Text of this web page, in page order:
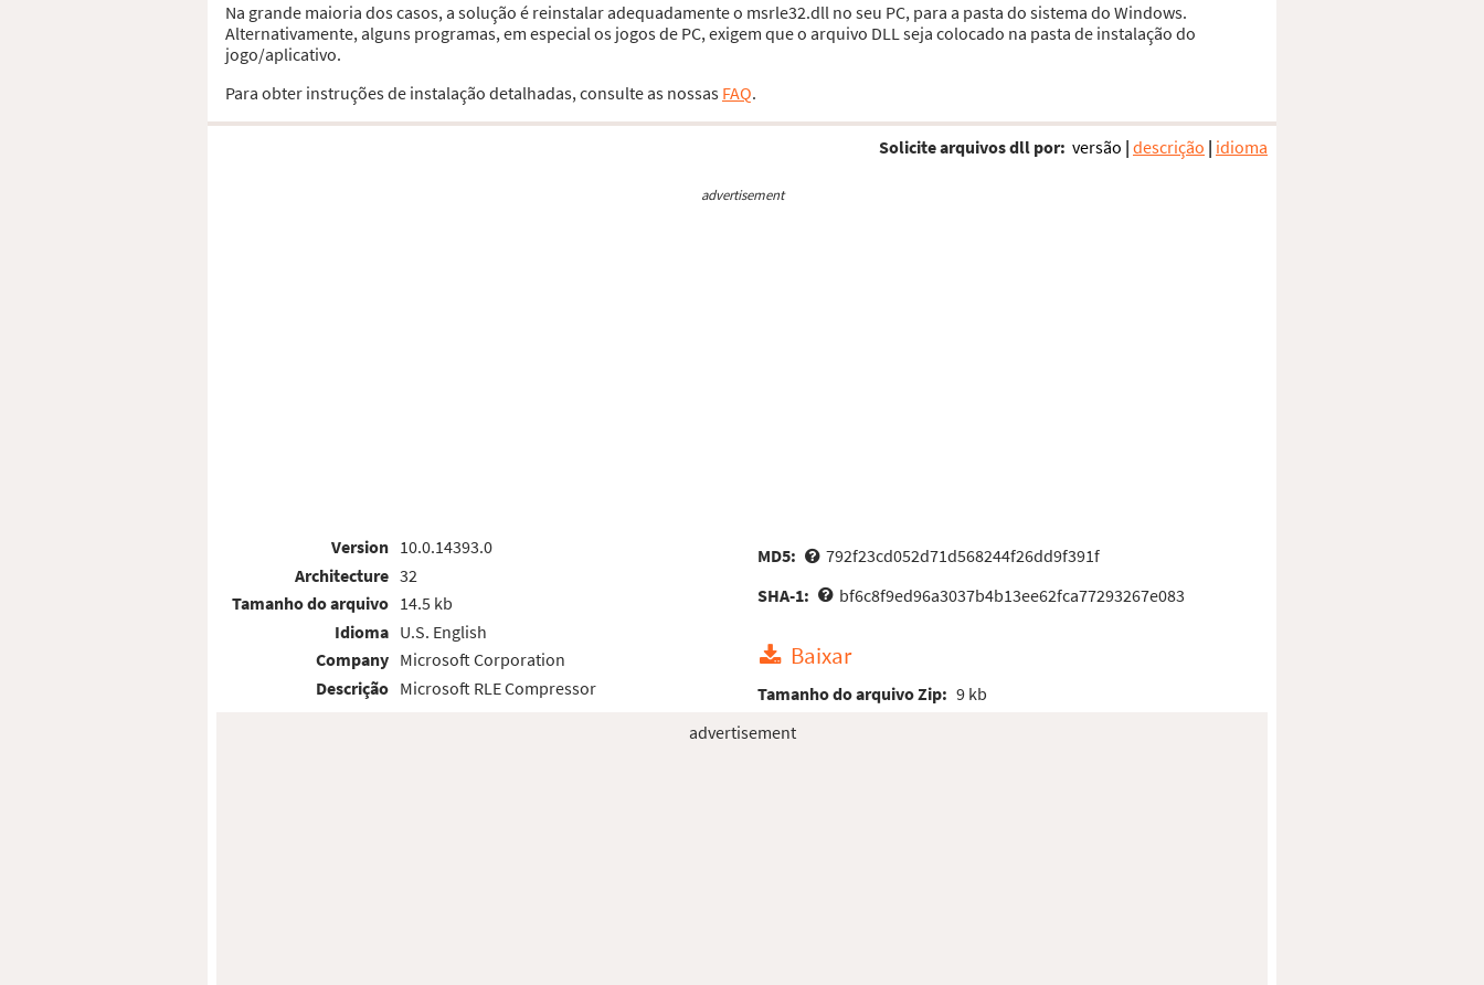
Na grande maioria dos casos, a solução é reinstalar adequadamente o msrle32.dll no seu PC, para a pasta do sistema do Windows.
Alternativamente, alguns programas, em especial os jogos de PC, exigem que o arquivo DLL seja colocado na pasta de instalação do
jogo/aplicativo.
Para obter instruções de instalação detalhadas, consulte as nossas FAQ.
Solicite arquivos dll por: versão | descrição | idioma
advertisement
Version
Architecture
Tamanho do arquivo
Idioma
Company
Descrição
10.0.14393.0
32
14.5 kb
U.S. English
Microsoft Corporation
Microsoft RLE Compressor
MD5:
792f23cd052d71d568244f26dd9f391f
SHA-1:
bf6c8f9ed96a3037b4b13ee62fca77293267e083
Baixar
Tamanho do arquivo Zip: 9 kb
advertisement